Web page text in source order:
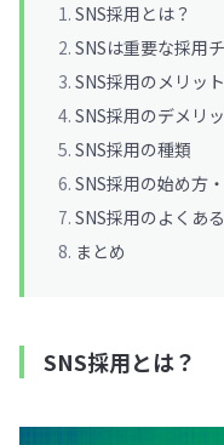
SNS採用とは？
SNSは重要な採用
SNS採用のメリット
SNS採用のデメリ
SNS採用の種類
SNS採用の始め方
SNS採用のよくあ
まとめ
SNS採用とは？